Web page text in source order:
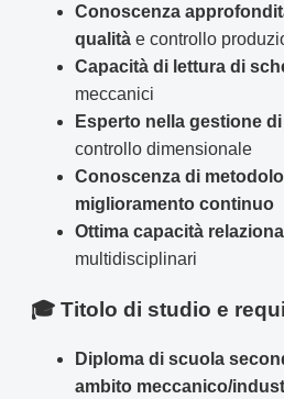
Conoscenza
qualità e controllo
Capacità di lettura di
meccanici
Esperto nella gestione
controllo dimensionale
Conoscenza di
miglioramento continuo
Ottima capacità
multidisciplinari
🎓 Titolo di studio e
Diploma di scuola
ambito meccanico/